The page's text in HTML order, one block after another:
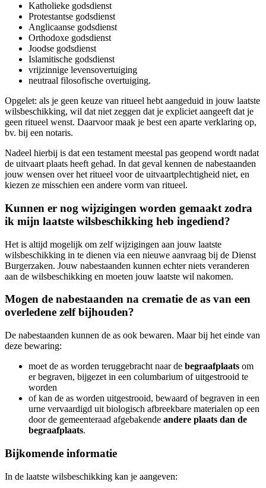
Katholieke godsdienst
Protestantse godsdienst
Anglicaanse godsdienst
Orthodoxe godsdienst
Joodse godsdienst
Islamitische godsdienst
vrijzinnige levensovertuiging
neutraal filosofische overtuiging.
Opgelet: als je geen keuze van ritueel hebt aangeduid in jouw laatste
wilsbeschikking, wil dat niet zeggen dat je expliciet aangeeft dat je
geen ritueel wenst. Daarvoor maak je best een aparte verklaring op,
bv. bij een notaris.
Nadeel hierbij is dat een testament meestal pas geopend wordt nadat
de uitvaart plaats heeft gehad. In dat geval kennen de nabestaanden
jouw wensen over het ritueel voor de uitvaartplechtigheid niet, en
kiezen ze misschien een andere vorm van ritueel.
Kunnen er nog wijzigingen worden gemaakt zodra
ik mijn laatste wilsbeschikking heb ingediend?
Het is altijd mogelijk om zelf wijzigingen aan jouw laatste
wilsbeschikking in te dienen via een nieuwe aanvraag bij de Dienst
Burgerzaken. Jouw nabestaanden kunnen echter niets veranderen
aan de wilsbeschikking en moeten jouw laatste wil nakomen.
Mogen de nabestaanden na crematie de as van een
overledene zelf bijhouden?
De nabestaanden kunnen de as ook bewaren. Maar bij het einde van
deze bewaring:
moet de as worden teruggebracht naar de begraafplaats om
er begraven, bijgezet in een columbarium of uitgestrooid te
worden
of kan de as worden uitgestrooid, bewaard of begraven in een
urne vervaardigd uit biologisch afbreekbare materialen op een
door de gemeenteraad afgebakende andere plaats dan de
begraafplaats.
Bijkomende informatie
In de laatste wilsbeschikking kan je aangeven: